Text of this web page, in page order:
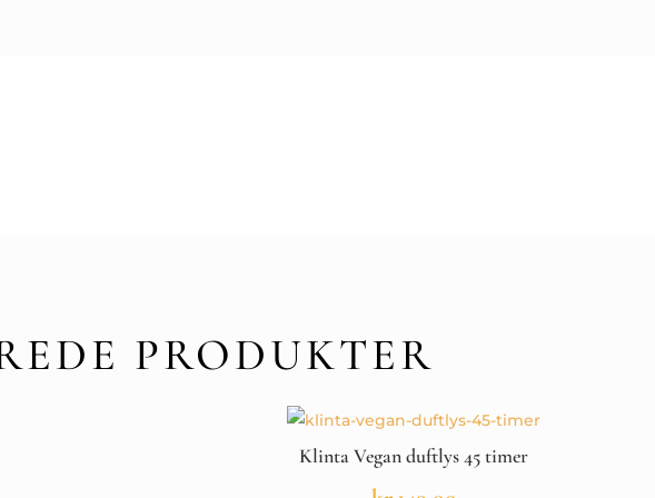
PRODUKTER
Klinta Vegan duftlys 45 timer